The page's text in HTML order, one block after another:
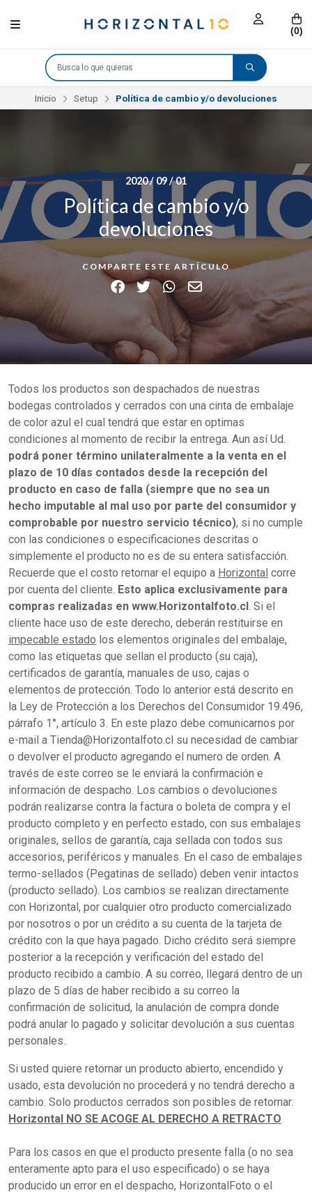
(0)
Inicio Setup Política de cambio y/o devoluciones
2020 / 09 / 01
Política de cambio y/o
devoluciones
COMPARTE ESTE ARTÍCULO
Todos los productos son despachados de nuestras
bodegas controlados y cerrados con una cinta de embalaje
de color azul el cual tendrá que estar en optimas
condiciones al momento de recibir la entrega. Aun así Ud.
podrá poner término unilateralmente a la venta en el
plazo de 10 días contados desde la recepción del
producto en caso de falla (siempre que no sea un
hecho imputable al mal uso por parte del consumidor y
comprobable por nuestro servicio técnico), si no cumple
con las condiciones o especificaciones descritas o
simplemente el producto no es de su entera satisfacción.
Recuerde que el costo retornar el equipo a Horizontal corre
por cuenta del cliente. Esto aplica exclusivamente para
compras realizadas en www.Horizontalfoto.cl . Si el
cliente hace uso de este derecho, deberán restituirse en
impecable estado los elementos originales del embalaje,
como las etiquetas que sellan el producto (su caja),
certificados de garantía, manuales de uso, cajas o
elementos de protección. Todo lo anterior está descrito en
la Ley de Protección a los Derechos del Consumidor 19.496,
párrafo 1°, artículo 3. En este plazo debe comunicarnos por
e-mail a Tienda@Horizontalfoto.cl su necesidad de cambiar
o devolver el producto agregando el numero de orden. A
través de este correo se le enviará la confirmación e
información de despacho. Los cambios o devoluciones
podrán realizarse contra la factura o boleta de compra y el
producto completo y en perfecto estado, con sus embalajes
originales, sellos de garantía, caja sellada con todos sus
accesorios, periféricos y manuales. En el caso de embalajes
termo-sellados (Pegatinas de sellado) deben venir intactos
(producto sellado). Los cambios se realizan directamente
con Horizontal, por cualquier otro producto comercializado
por nosotros o por un crédito a su cuenta de la tarjeta de
crédito con la que haya pagado. Dicho crédito será siempre
posterior a la recepción y verificación del estado del
producto recibido a cambio. A su correo, llegará dentro de un
plazo de 5 días de haber recibido a su correo la
confirmación de solicitud, la anulación de compra donde
podrá anular lo pagado y solicitar devolución a sus cuentas
personales..
Si usted quiere retornar un producto abierto, encendido y
usado, esta devolución no procederá y no tendrá derecho a
cambio. Solo productos cerrados son posibles de retornar.
Horizontal NO SE ACOGE AL DERECHO A RETRACTO
Para los casos en que el producto presente falla (o no sea
enteramente apto para el uso especificado) o se haya
producido un error en el despacho, HorizontalFoto o el